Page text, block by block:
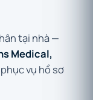
tại nhà —
Medical,
vụ hồ sơ